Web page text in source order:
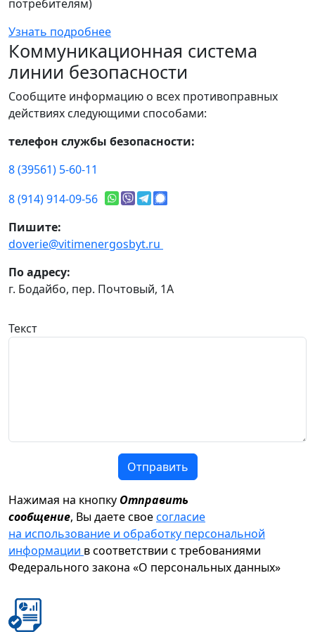
потребителям)
Узнать подробнее
Коммуникационная система
линии безопасности
Сообщите информацию о всех противоправных
действиях следующими способами:
телефон службы безопасности:
8 (39561) 5-60-11
8 (914) 914-09-56
Пишите:
doverie@vitimenergosbyt.ru
По адресу:
г. Бодайбо, пер. Почтовый, 1А
Текст
Отправить
Нажимая на кнопку Отправить
сообщение, Вы даете своесогласие
на использование и обработку персональной
информации в соответствии с требованиями
Федерального закона «О персональных данных»